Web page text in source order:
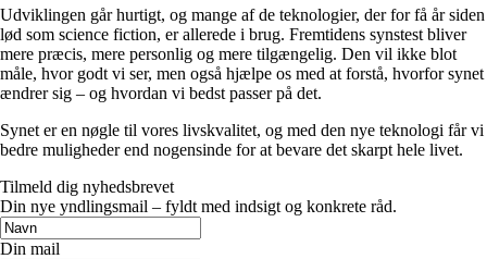
Udviklingen går hurtigt, og mange af de teknologier, der for få år siden
lød som science fiction, er allerede i brug. Fremtidens synstest bliver
mere præcis, mere personlig og mere tilgængelig. Den vil ikke blot
måle, hvor godt vi ser, men også hjælpe os med at forstå, hvorfor synet
ændrer sig – og hvordan vi bedst passer på det.
Synet er en nøgle til vores livskvalitet, og med den nye teknologi får vi
bedre muligheder end nogensinde for at bevare det skarpt hele livet.
Tilmeld dig nyhedsbrevet
Din nye yndlingsmail – fyldt med indsigt og konkrete råd.
Din mail